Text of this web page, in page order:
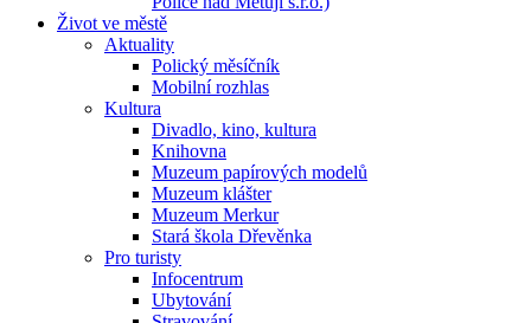
Život ve městě
Aktuality
Polický měsíčník
Mobilní rozhlas
Kultura
Divadlo, kino, kultura
Knihovna
Muzeum papírových modelů
Muzeum klášter
Muzeum Merkur
Stará škola Dřevěnka
Pro turisty
Infocentrum
Ubytování